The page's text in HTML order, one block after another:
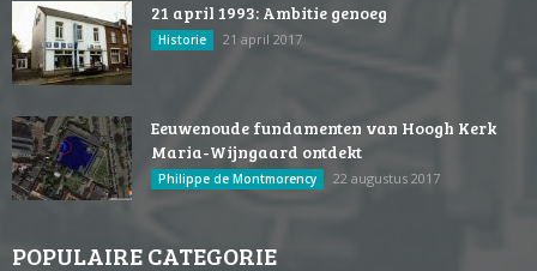
21 april 1993: Ambitie genoeg
Historie 21 april 2017
Eeuwenoude fundamenten van Hoogh Kerk
Maria-Wijngaard ontdekt
Philippe de Montmorency 22 augustus 2017
POPULAIRE CATEGORIE